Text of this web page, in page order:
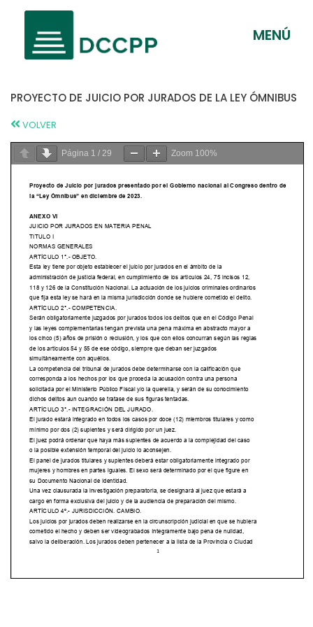
MENÚ
PROYECTO DE JUICIO POR JURADOS DE LA LEY ÓMNIBUS
VOLVER
Página 1 / 29 Zoom 100%